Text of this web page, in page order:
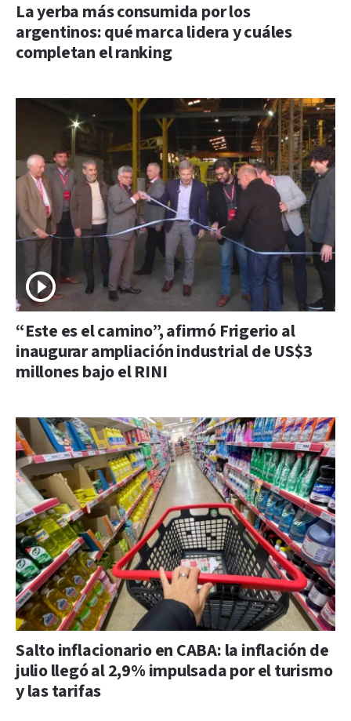
La yerba más consumida por los
argentinos: qué marca lidera y cuáles
completan el ranking
“Este es el camino”, afirmó Frigerio al
inaugurar ampliación industrial de US$3
millones bajo el RINI
Salto inflacionario en CABA: la inflación de
julio llegó al 2,9% impulsada por el turismo
y las tarifas